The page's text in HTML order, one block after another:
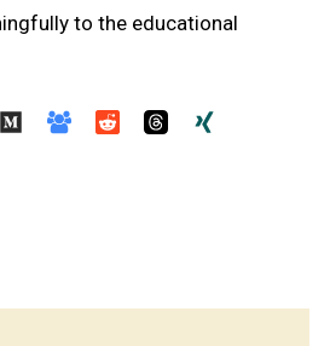
to the educational